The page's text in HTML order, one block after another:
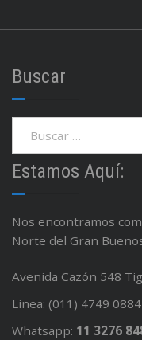
Buscar
Estamos Aquí:
Nos encontramos
Norte del Gran
Avenida Cazón 548
Linea: (011) 4749 0884
Whatsapp: 11 3276